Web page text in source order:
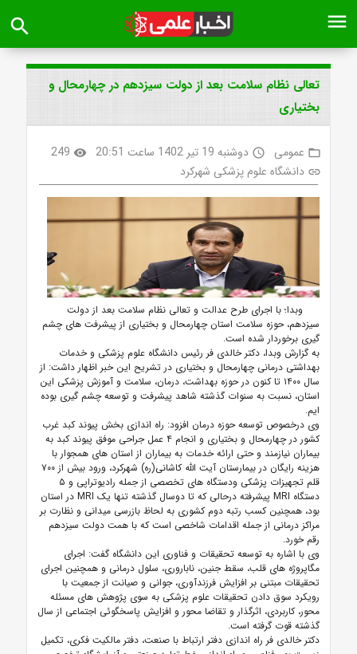
menu
search
تعالی نظام سلامت بعد از دولت سیزدهم در چهارمحال و
بختیاری
folder_open عمومی access_time دوشنبه 19 تیر 1402 ساعت 20:51 visibility
249
link دانشگاه علوم پزشکی شهرکرد
وبدا؛ با اجرای طرح عدالت و تعالی نظام سلامت بعد از دولت
سیزدهم، حوزه سلامت استان چهارمحال و بختیاری از پیشرفت های چشم
گیری برخوردار شده است.
به گزارش وبدا، دکتر خالدی فر رئیس دانشگاه علوم پزشکی و خدمات
بهداشتی درمانی چهارمحال و بختیاری در تشریح این خبر اظهار داشت: از
سال ۱۴۰۰ تا کنون در حوزه بهداشت، درمان، سلامت و آموزش پزشکی این
استان، نسبت به سنوات گذشته شاهد پیشرفت و توسعه چشم گیری بوده
ایم.
وی درخصوص توسعه حوزه درمان افزود: راه اندازی بخش پیوند کبد غرب
کشور در چهارمحال و بختیاری و انجام ۴ عمل جراحی موفق پیوند کبد به
بیماران نیازمند و حتی ارائه خدمات به بیماران از استان های همجوار با
هزینه رایگان در بیمارستان آیت الله کاشانی(ره) شهرکرد، ورود بیش از ۷۰۰
قلم تجهیزات پزشکی ودستگاه های تخصصی از جمله رادیوتراپی و ۵
دستگاه MRI پیشرفته درحالی که تا دوسال گذشته تنها یک MRI در استان
بود، همچنین کسب رتبه دوم کشوری به لحاظ بازرسی میدانی و نظارت بر
مراکز درمانی از جمله اقدامات شاخصی است که با همت دولت سیزدهم
رقم خورد.
وی با اشاره به توسعه تحقیقات و فناوری این دانشگاه گفت: اجرای
مگاپروژه های قلب، سقط جنین، ناباروری، سلول درمانی و همچنین اجرای
تحقیقات مبتنی بر افزایش فرزندآوری، جوانی و صیانت از جمعیت با
رویکرد سوق دادن تحقیقات علوم پزشکی به سوی پژوهش های مسئله
محور، کاربردی، اثرگذار و تقاضا محور و افزایش پاسخگوئی اجتماعی از سال
گذشته قوت گرفته است.
دکتر خالدی فر راه اندازی دفتر ارتباط با صنعت، دفتر مالکیت فکری، تکمیل